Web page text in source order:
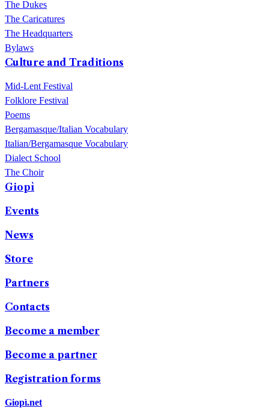
The Dukes
The Caricatures
The Headquarters
Bylaws
Culture and Traditions
Mid-Lent Festival
Folklore Festival
Poems
Bergamasque/Italian Vocabulary
Italian/Bergamasque Vocabulary
Dialect School
The Choir
Giopì
Events
News
Store
Partners
Contacts
Become a member
Become a partner
Registration forms
Giopì.net